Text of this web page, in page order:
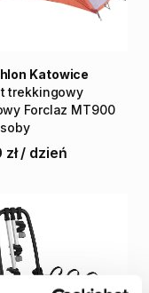
trekkingowy
Forclaz MT900
Katowice
/ dzień